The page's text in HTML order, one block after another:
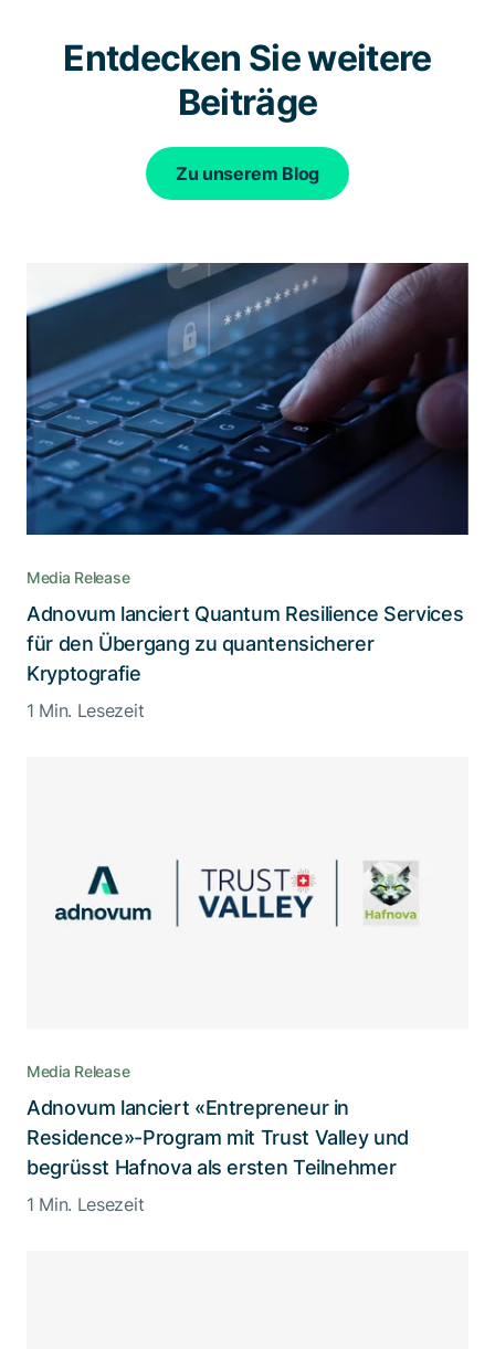
Entdecken Sie weitere
Beiträge
Zu unserem Blog
Media Release
Adnovum lanciert Quantum Resilience Services
für den Übergang zu quantensicherer
Kryptografie
1 Min. Lesezeit
Media Release
Adnovum lanciert «Entrepreneur in
Residence»-Program mit Trust Valley und
begrüsst Hafnova als ersten Teilnehmer
1 Min. Lesezeit